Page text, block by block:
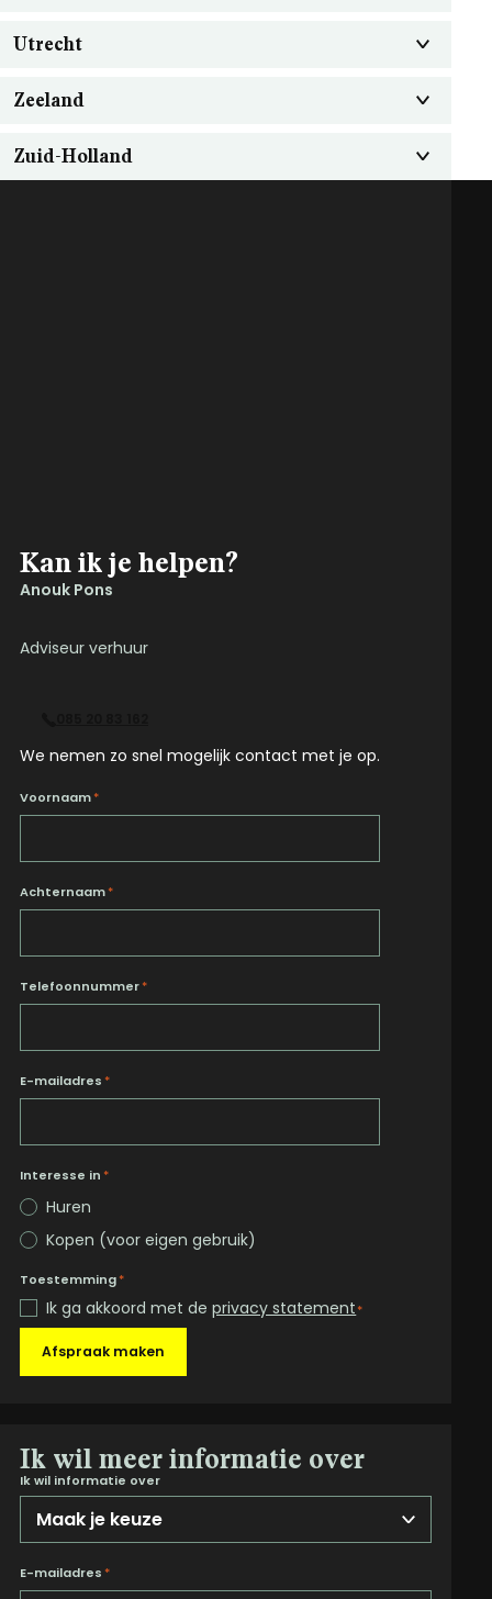
Utrecht
Zeeland
Zuid-Holland
Kan ik je helpen?
Anouk Pons
Adviseur verhuur
We nemen zo snel mogelijk contact met je op.
Voornaam*
Achternaam*
Telefoonnummer*
E-mailadres *
Interesse in *
Huren
Kopen (voor eigen gebruik)
Toestemming*
Ik ga akkoord met deprivacy statement*
Afspraak maken
Ik wil meer informatie over
Ik wil informatie over
E-mailadres *